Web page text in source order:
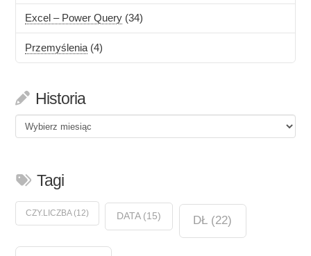
Excel – Power Query (34)
Przemyślenia (4)
Historia
Historia
Tagi
CZY.LICZBA(12) DATA(15) DŁ (22)